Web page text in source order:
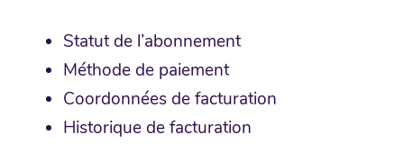
Statut de l’abonnement
Méthode de paiement
Coordonnées de facturation
Historique de facturation